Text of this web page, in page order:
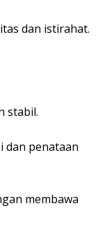
dan istirahat.
stabil.
dan penataan
membawa